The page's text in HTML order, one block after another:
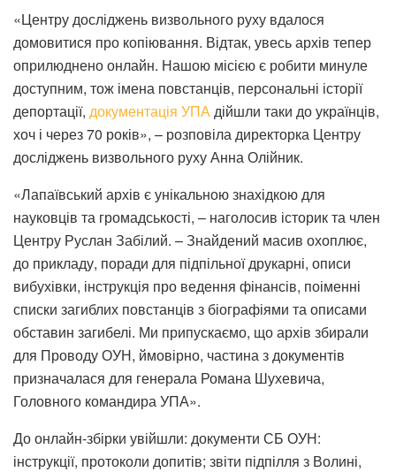
«Центру досліджень визвольного руху вдалося
домовитися про копіювання. Відтак, увесь архів тепер
оприлюднено онлайн. Нашою місією є робити минуле
доступним, тож імена повстанців, персональні історії
депортації, документація УПАдійшли таки до українців,
хоч і через 70 років», – розповіла директорка Центру
досліджень визвольного руху Анна Олійник.
«Лапаївський архів є унікальною знахідкою для
науковців та громадськості, – наголосив історик та член
Центру Руслан Забілий. – Знайдений масив охоплює,
до прикладу, поради для підпільної друкарні, описи
вибухівки, інструкція про ведення фінансів, поіменні
списки загиблих повстанців з біографіями та описами
обставин загибелі. Ми припускаємо, що архів збирали
для Проводу ОУН, ймовірно, частина з документів
призначалася для генерала Романа Шухевича,
Головного командира УПА».
До онлайн-збірки увійшли: документи СБ ОУН:
інструкції, протоколи допитів; звіти підпілля з Волині,